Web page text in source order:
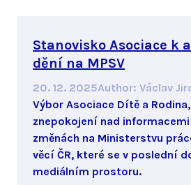
Stanovisko Asociace k
dění na MPSV
20. 12. 2025Author: Václav
Výbor Asociace Dítě a
znepokojení nad
změnách na Ministerstvu
věcí ČR, které se v poslední
mediálním prostoru.